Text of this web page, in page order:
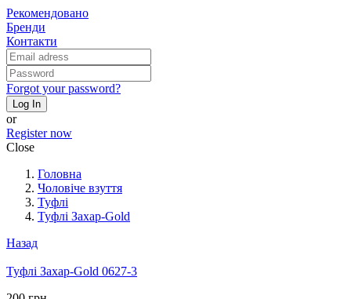
Рекомендовано
Бренди
Контакти
Forgot your password?
Log In
or
Register now
Close
Головна
Чоловіче взуття
Туфлі
Туфлі Захар-Gold
Назад
Туфлі Захар-Gold 0627-3